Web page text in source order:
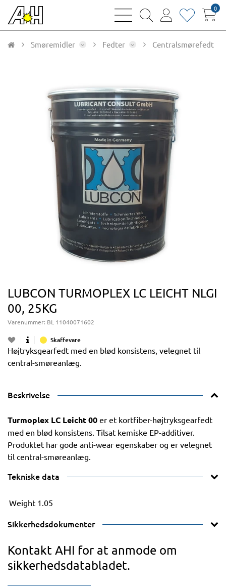
bars
magnifying
user
heart0
Smøremidler Fedter Centralsmørefedt
LUBCON TURMOPLEX LC LEICHT NLGI
00, 25KG
Varenummer: BL 11040071602
Skaffevare
Højtryksgearfedt med en blød konsistens, velegnet til
central-smøreanlæg.
Beskrivelse
Turmoplex LC Leicht 00 er et kortfiber-højtryksgearfedt
med en blød konsistens. Tilsat kemiske EP-additiver.
Produktet har gode anti-wear egenskaber og er velegnet
til central-smøreanlæg.
Tekniske data
Weight 1.05
Sikkerhedsdokumenter
Kontakt AHI for at anmode om
sikkerhedsdatabladet.